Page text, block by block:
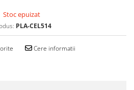
Stoc epuizat
PLA-CEL514
Cere informatii